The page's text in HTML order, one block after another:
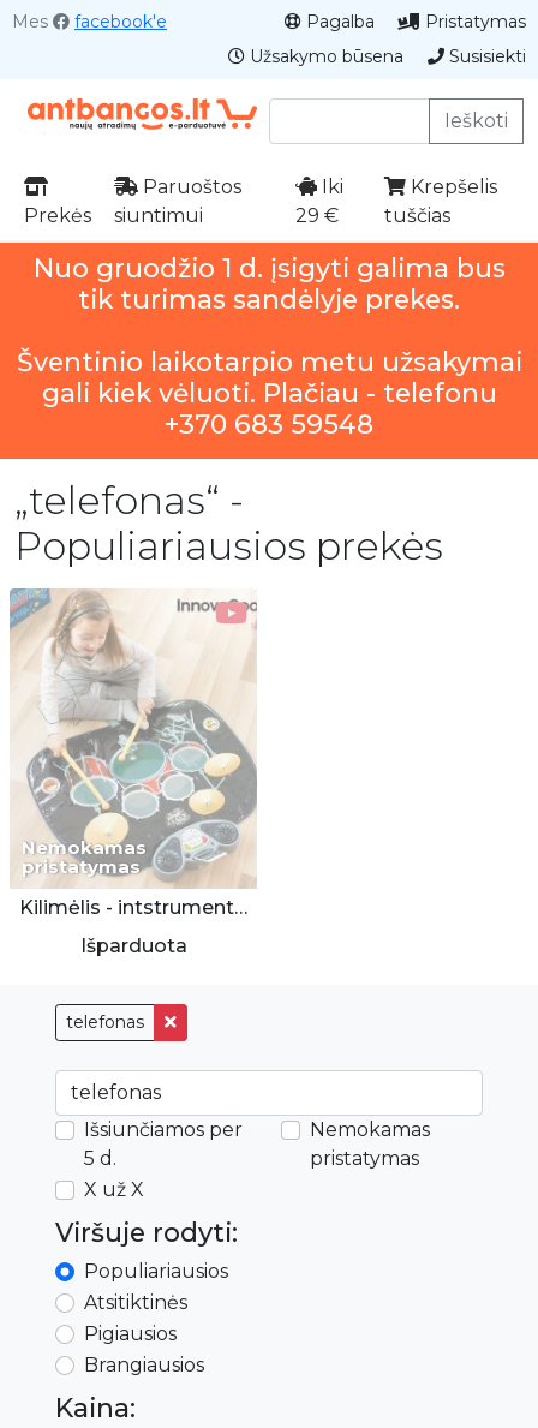
Mes facebook'e Pagalba
Pristatymas
Užsakymo būsena
Susisiekti
Ieškoti
Prekės
Paruoštos
siuntimui
Iki
29 €
Krepšelis
tuščias
Nuo gruodžio 1 d. įsigyti galima bus
tik turimas sandėlyje prekes.
Šventinio laikotarpio metu užsakymai
gali kiek vėluoti. Plačiau - telefonu
+370 683 59548
„telefonas“ -
Populiariausios prekės
telefonas
Išsiunčiamos per
5 d.
Nemokamas
pristatymas
X už X
Viršuje rodyti:
Populiariausios
Atsitiktinės
Pigiausios
Brangiausios
Kaina:
Nemokamas
pristatymas
Kilimėlis - intstrumentas būgnai
Išparduota